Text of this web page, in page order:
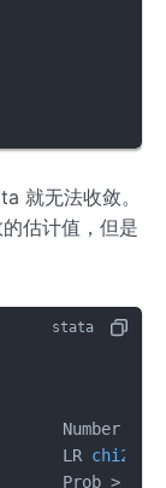
就无法收敛。
估计值，但是
Number
LR
chi2
Prob >